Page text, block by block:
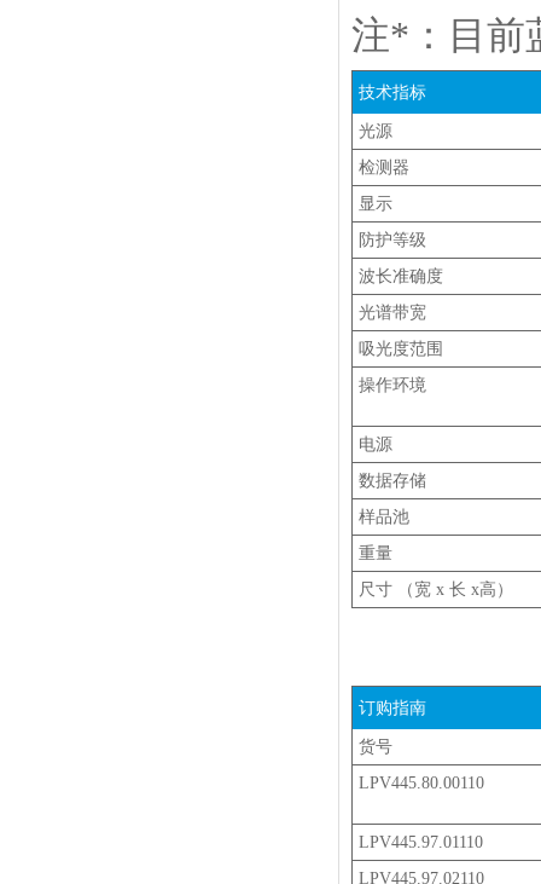
注*：目前
技术指标
光源
检测器
显示
防护等级
波长准确度
光谱带宽
吸光度范围
操作环境
电源
数据存储
样品池
重量
尺寸 （宽 x 长 x高）
订购指南
货号
LPV445.80.00110
LPV445.97.01110
LPV445.97.02110